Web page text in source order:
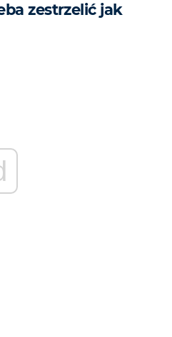
zestrzelić jak